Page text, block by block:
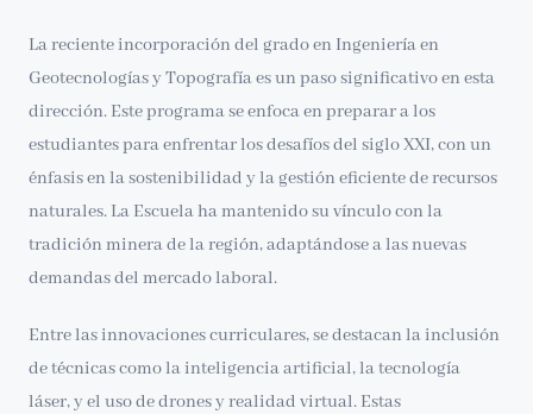
La reciente incorporación del grado en Ingeniería en
Geotecnologías y Topografía es un paso significativo en esta
dirección. Este programa se enfoca en preparar a los
estudiantes para enfrentar los desafíos del siglo XXI, con un
énfasis en la sostenibilidad y la gestión eficiente de recursos
naturales. La Escuela ha mantenido su vínculo con la
tradición minera de la región, adaptándose a las nuevas
demandas del mercado laboral.
Entre las innovaciones curriculares, se destacan la inclusión
de técnicas como la inteligencia artificial, la tecnología
láser, y el uso de drones y realidad virtual. Estas